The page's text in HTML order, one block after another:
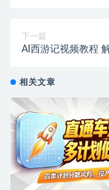
下一篇
AI西游记视频教程
相关文章